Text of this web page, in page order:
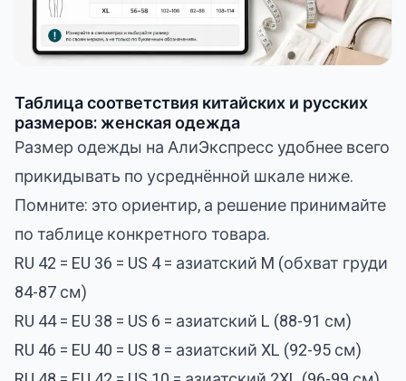
Таблица соответствия китайских и русских
размеров: женская одежда
Размер одежды на АлиЭкспресс удобнее всего
прикидывать по усреднённой шкале ниже.
Помните: это ориентир, а решение принимайте
по таблице конкретного товара.
RU 42 = EU 36 = US 4 = азиатский M (обхват груди
84-87 см)
RU 44 = EU 38 = US 6 = азиатский L (88-91 см)
RU 46 = EU 40 = US 8 = азиатский XL (92-95 см)